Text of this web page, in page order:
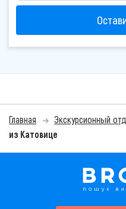
Главная Экскурсионный
из Катовице